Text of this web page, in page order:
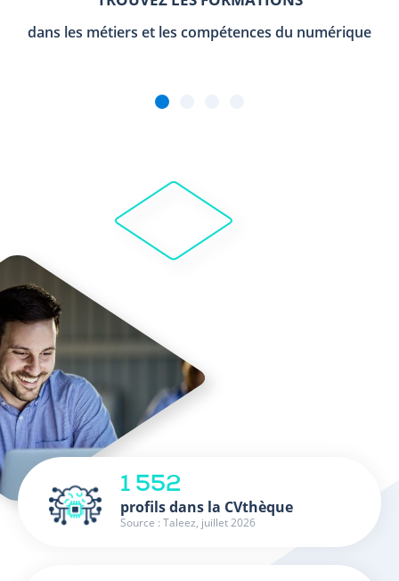
dans les métiers et les compétences du numérique
1 552
profils dans la CVthèque
Source : Taleez, juillet 2026